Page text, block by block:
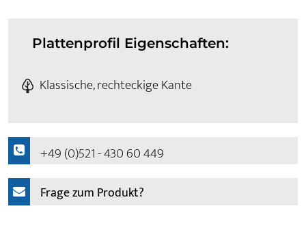
Plattenprofil Eigenschaften:
Klassische, rechteckige Kante
+49 (0)521 - 430 60 449
Frage zum Produkt?